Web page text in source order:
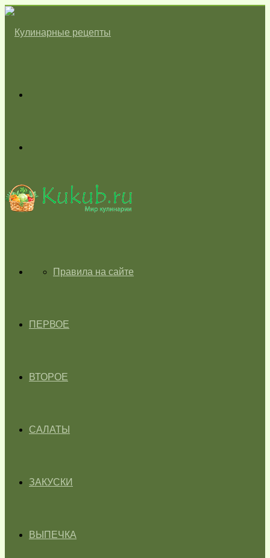
skin
ГЛАВНАЯПравила на сайте
ПЕРВОЕ
ВТОРОЕ
САЛАТЫ
ЗАКУСКИ
ВЫПЕЧКА